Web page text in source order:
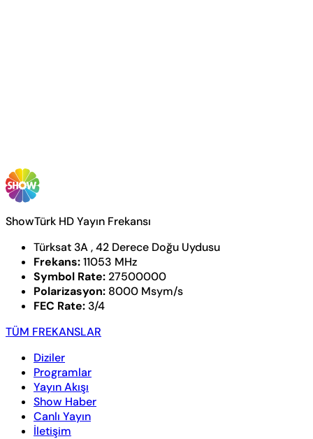
ShowTürk HD Yayın Frekansı
Türksat 3A , 42 Derece Doğu Uydusu
Frekans:11053 MHz
Symbol Rate: 27500000
Polarizasyon: 8000 Msym/s
FEC Rate: 3/4
TÜM FREKANSLAR
Diziler
Programlar
Yayın Akışı
Show Haber
Canlı Yayın
İletişim